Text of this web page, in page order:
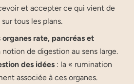
et accepter ce qui vient de
tous les plans.
organes rate, pancréas et
notion de digestion au sens large.
des idées : la « rumination
associée à ces organes.